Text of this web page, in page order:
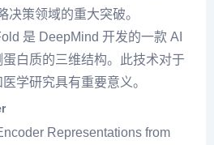
决策领域的重大突破。
是 DeepMind 开发的一款 AI
白质的三维结构。此技术对于
学研究具有重要意义。
Representations from